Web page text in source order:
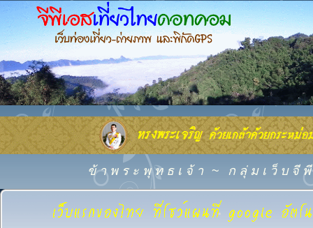
ข้ า พ ร ะ พุ ท ธ เ จ้ า ~ ก ลุ่ ม เ ว็ บ จี